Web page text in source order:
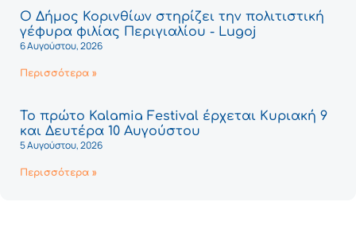
Ο Δήμος Κορινθίων στηρίζει την πολιτιστική
γέφυρα φιλίας Περιγιαλίου - Lugoj
6 Αυγούστου, 2026
Περισσότερα »
Το πρώτο Kalamia Festival έρχεται Κυριακή 9
και Δευτέρα 10 Αυγούστου
5 Αυγούστου, 2026
Περισσότερα »